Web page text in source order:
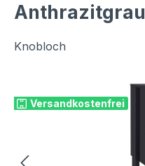
Anthrazitgrau
Knobloch
Versandkostenfrei